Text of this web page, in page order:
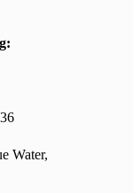
Water,